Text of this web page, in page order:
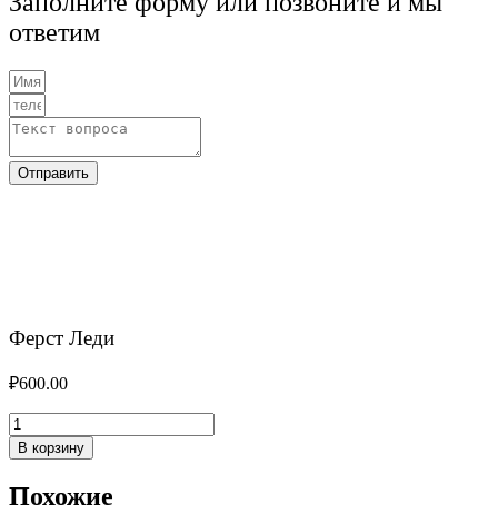
ответим
Отправить
Ферст Леди
₽600.00
Количество
товара
Ферст
В корзину
Похожие